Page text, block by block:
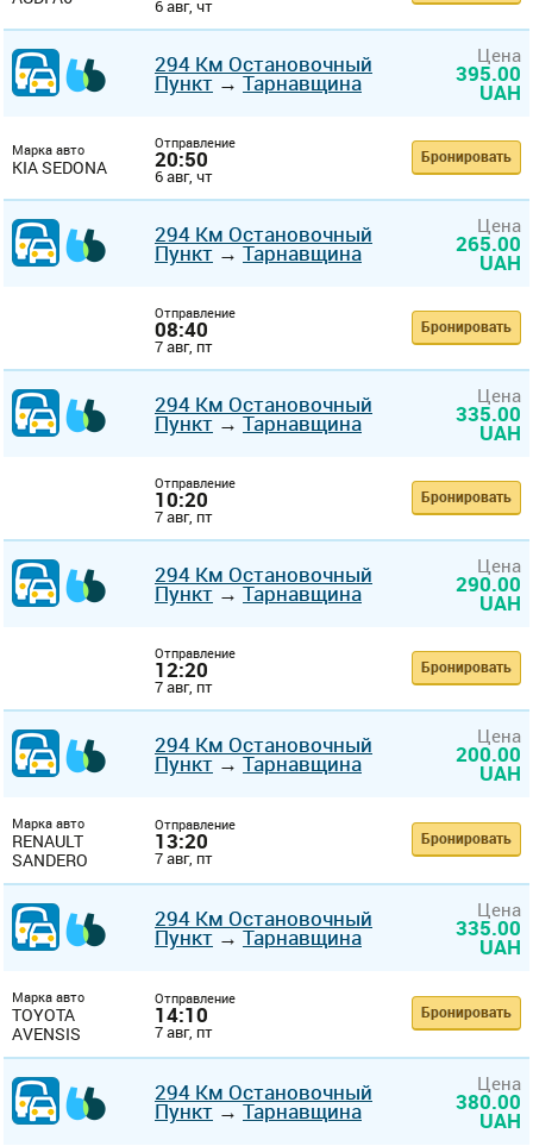
6 авг, чт
294 Км Остановочный
Пункт→Тарнавщина
Цена
395.00
UAH
Марка авто
KIA SEDONA
Отправление
20:50
6 авг, чт
Бронировать
294 Км Остановочный
Пункт→Тарнавщина
Цена
265.00
UAH
Отправление
08:40
7 авг, пт
Бронировать
294 Км Остановочный
Пункт→Тарнавщина
Цена
335.00
UAH
Отправление
10:20
7 авг, пт
Бронировать
294 Км Остановочный
Пункт→Тарнавщина
Цена
290.00
UAH
Отправление
12:20
7 авг, пт
Бронировать
294 Км Остановочный
Пункт→Тарнавщина
Цена
200.00
UAH
Марка авто
RENAULT
SANDERO
Отправление
13:20
7 авг, пт
Бронировать
294 Км Остановочный
Пункт→Тарнавщина
Цена
335.00
UAH
Марка авто
TOYOTA
AVENSIS
Отправление
14:10
7 авг, пт
Бронировать
294 Км Остановочный
Пункт→Тарнавщина
Цена
380.00
UAH